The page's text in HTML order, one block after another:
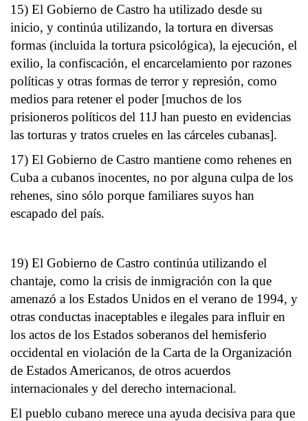
15) El Gobierno de Castro ha utilizado desde su
inicio, y continúa utilizando, la tortura en diversas
formas (incluida la tortura psicológica), la ejecución, el
exilio, la confiscación, el encarcelamiento por razones
políticas y otras formas de terror y represión, como
medios para retener el poder [muchos de los
prisioneros políticos del 11J han puesto en evidencias
las torturas y tratos crueles en las cárceles cubanas].
17) El Gobierno de Castro mantiene como rehenes en
Cuba a cubanos inocentes, no por alguna culpa de los
rehenes, sino sólo porque familiares suyos han
escapado del país.
19) El Gobierno de Castro continúa utilizando el
chantaje, como la crisis de inmigración con la que
amenazó a los Estados Unidos en el verano de 1994, y
otras conductas inaceptables e ilegales para influir en
los actos de los Estados soberanos del hemisferio
occidental en violación de la Carta de la Organización
de Estados Americanos, de otros acuerdos
internacionales y del derecho internacional.
El pueblo cubano merece una ayuda decisiva para que